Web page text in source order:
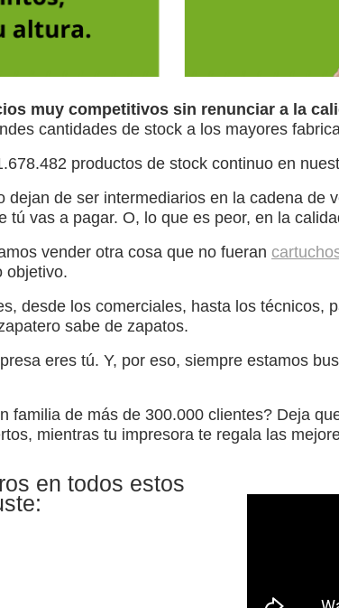
muy competitivos sin renunciar a la
cantidades de stock a los mayores
productos de stock continuo en
de ser intermediarios en la cadena de
tú vas a pagar. O, lo que es peor, en la
vender otra cosa que no fueran
objetivo.
desde los comerciales, hasta los técnicos,
sabe de zapatos.
eres tú. Y, por eso, siempre estamos
familia de más de 300.000 clientes? Deja
mientras tu impresora te regala las
en todos estos